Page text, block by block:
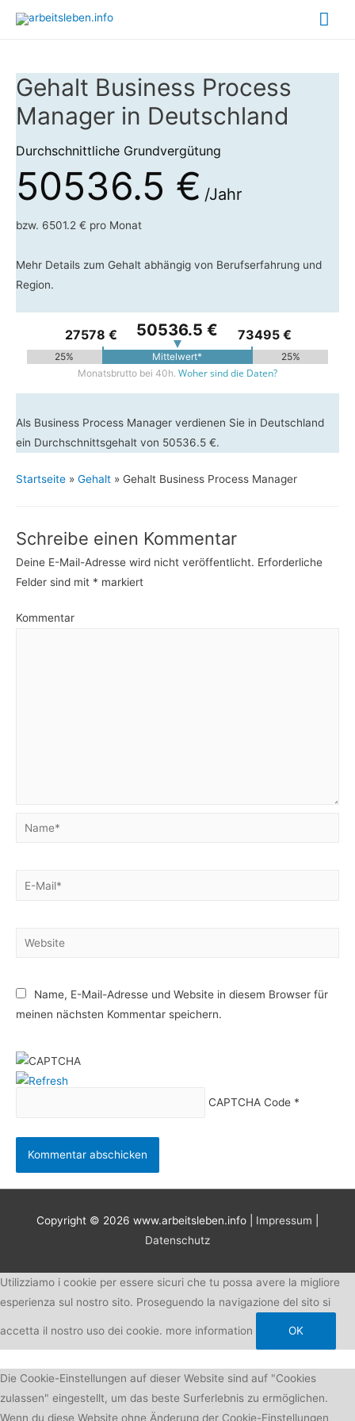
Gehalt Business Process
Manager in Deutschland
Durchschnittliche Grundvergütung
50536.5 € /Jahr
bzw. 6501.2 € pro Monat
Mehr Details zum Gehalt abhängig von Berufserfahrung und
Region.
27578 € 50536.5 € 73495 €
25% Mittelwert*
25%
Monatsbrutto bei 40h. Woher sind die Daten?
Als Business Process Manager verdienen Sie in Deutschland
ein Durchschnittsgehalt von 50536.5 €.
Startseite » Gehalt » Gehalt Business Process Manager
Schreibe einen Kommentar
Deine E-Mail-Adresse wird nicht veröffentlicht. Erforderliche
Felder sind mit * markiert
Kommentar
Name*
E-
Website
Name, E-Mail-Adresse und Website in diesem Browser für
meinen nächsten Kommentar speichern.
CAPTCHA Code*
Copyright © 2026 www.arbeitsleben.info Impressum
Datenschutz
Utilizziamo i cookie per essere sicuri che tu possa avere la migliore
esperienza sul nostro sito. Proseguendo la navigazione del sito si
accetta il nostro uso dei cookie. more information OK
Die Cookie-Einstellungen auf dieser Website sind auf "Cookies
zulassen" eingestellt, um das beste Surferlebnis zu ermöglichen.
Wenn du diese Website ohne Änderung der Cookie-Einstellungen